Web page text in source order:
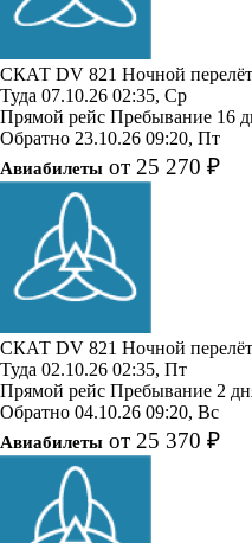
СКАТ DV 821 Ночной перелёт
Туда 07.10.26 02:35, Ср
Прямой рейс Пребывание 16
Обратно 23.10.26 09:20, Пт
Авиабилеты от 25 270 ₽
СКАТ DV 821 Ночной перелёт
Туда 02.10.26 02:35, Пт
Прямой рейс Пребывание 2
Обратно 04.10.26 09:20, Вс
Авиабилеты от 25 370 ₽